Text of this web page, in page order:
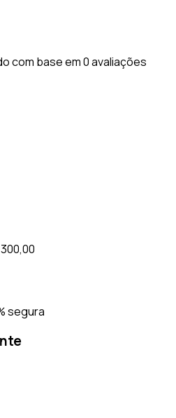
com base em 0 avaliações
segura